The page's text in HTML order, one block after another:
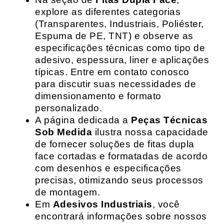
explore as diferentes categorias
(Transparentes, Industriais, Poliéster,
Espuma de PE, TNT) e observe as
especificações técnicas como tipo de
adesivo, espessura, liner e aplicações
típicas. Entre em contato conosco
para discutir suas necessidades de
dimensionamento e formato
personalizado.
A página dedicada a Peças Técnicas
Sob Medida ilustra nossa capacidade
de fornecer soluções de fitas dupla
face cortadas e formatadas de acordo
com desenhos e especificações
precisas, otimizando seus processos
de montagem.
Em Adesivos Industriais, você
encontrará informações sobre nossos